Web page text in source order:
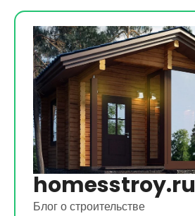
Перейти
содержимому
homesstroy.ru
Блог о строительстве